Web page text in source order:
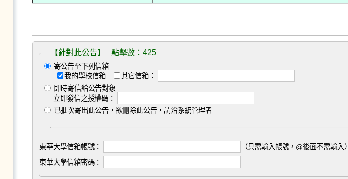
【針對此公告】 點擊數：425
寄公告至下列信箱
我的學校信箱
其它信箱：
即時寄信給公告對象
立即發信之授權碼：
已批次寄出此公告，欲刪除此公告，請洽系統管理者
東華大學信箱帳號：
（只需輸入帳號，@後面不需輸入）
東華大學信箱密碼：